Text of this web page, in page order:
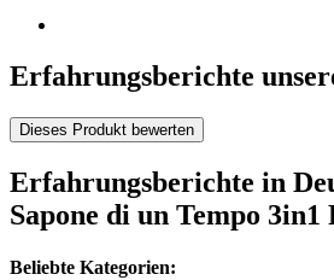
Erfahrungsberichte
Dieses Produkt bewerten
Erfahrungsberichte in
Sapone di un Tempo
Beliebte Kategorien: